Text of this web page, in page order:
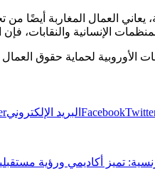
يعاني العمال المغاربة
الإنسانية والنقابات،
لحماية حقوق
Facebook البريد الإلكتروني
تميز أكاديمي ورؤية